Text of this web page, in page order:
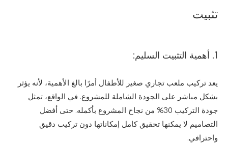
تثبيت
1. أهمية التثبيت السليم:
يعد تركيب ملعب تجاري صغير للأطفال أمرًا بالغ الأهمية، لأنه يؤثر
بشكل مباشر على الجودة الشاملة للمشروع. في الواقع، تمثل
جودة التركيب 30% من نجاح المشروع بأكمله. حتى أفضل
التصاميم لا يمكنها تحقيق كامل إمكاناتها دون تركيب دقيق
واحترافي.